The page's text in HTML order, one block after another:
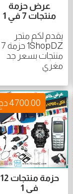
عرض حزمة
منتجات 7 في 1
يقدم لكم متجر
1ShopDZ حزمة 7
منتجات بسعر جد
مغري
حزمة منتجات 12
في 1
4700.00 دج